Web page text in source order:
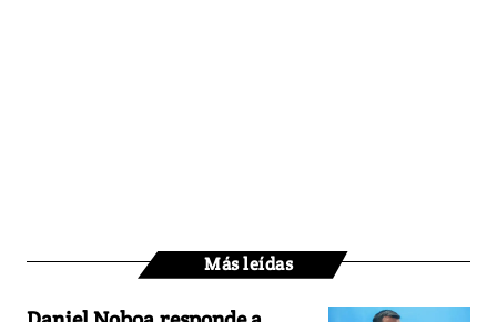
Más leídas